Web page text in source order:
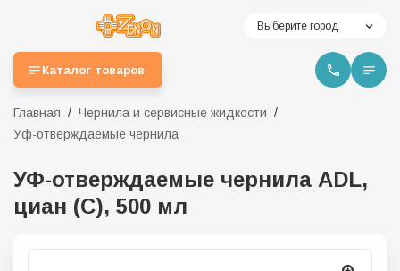
Выберите город
Каталог товаров
Главная
Чернила и сервисные жидкости
Уф-отверждаемые чернила
УФ-отверждаемые чернила ADL,
циан (C), 500 мл